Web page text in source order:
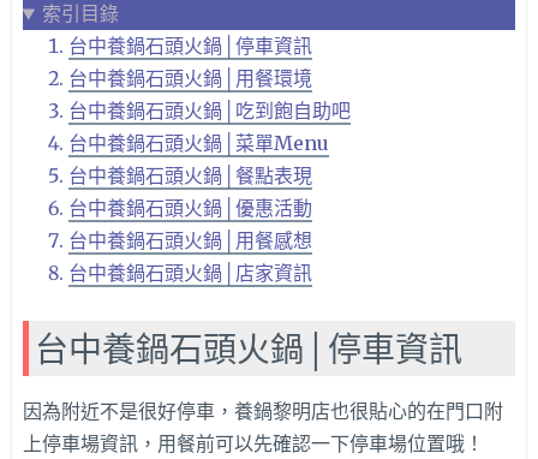
索引目錄
台中養鍋石頭火鍋│停車資訊
台中養鍋石頭火鍋│用餐環境
台中養鍋石頭火鍋│吃到飽自助吧
台中養鍋石頭火鍋│菜單Menu
台中養鍋石頭火鍋│餐點表現
台中養鍋石頭火鍋│優惠活動
台中養鍋石頭火鍋│用餐感想
台中養鍋石頭火鍋│店家資訊
台中養鍋石頭火鍋│停車資訊
因為附近不是很好停車，養鍋黎明店也很貼心的在門口附
上停車場資訊，用餐前可以先確認一下停車場位置哦！